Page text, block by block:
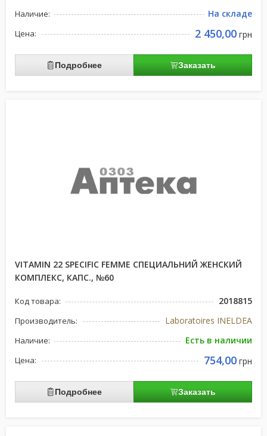
Наличие: На складе
Цена: 2 450,00 грн
Подробнее Заказать
VITAMIN 22 SPECIFIC FEMME СПЕЦИАЛЬНИЙ ЖЕНСКИЙ
КОМПЛЕКС, КАПС., №60
Код товара: 2018815
Производитель: Laboratoires INELDEA
Наличие: Есть в наличии
Цена: 754,00 грн
Подробнее Заказать